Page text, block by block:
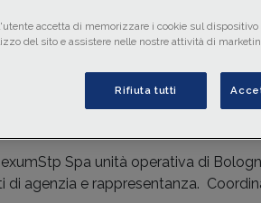
Spa unità operativa di
di agenzia e rappresentanza.
accetta di memorizzare i cookie sul
del sito e assistere nelle nostre attività di
Rifiuta tutti